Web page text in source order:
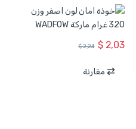
$2,03
$2,24
مقارنة